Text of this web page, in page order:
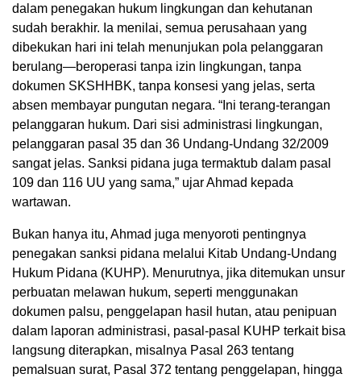
dalam penegakan hukum lingkungan dan kehutanan
sudah berakhir. Ia menilai, semua perusahaan yang
dibekukan hari ini telah menunjukan pola pelanggaran
berulang—beroperasi tanpa izin lingkungan, tanpa
dokumen SKSHHBK, tanpa konsesi yang jelas, serta
absen membayar pungutan negara. “Ini terang-terangan
pelanggaran hukum. Dari sisi administrasi lingkungan,
pelanggaran pasal 35 dan 36 Undang-Undang 32/2009
sangat jelas. Sanksi pidana juga termaktub dalam pasal
109 dan 116 UU yang sama,” ujar Ahmad kepada
wartawan.
Bukan hanya itu, Ahmad juga menyoroti pentingnya
penegakan sanksi pidana melalui Kitab Undang-Undang
Hukum Pidana (KUHP). Menurutnya, jika ditemukan unsur
perbuatan melawan hukum, seperti menggunakan
dokumen palsu, penggelapan hasil hutan, atau penipuan
dalam laporan administrasi, pasal-pasal KUHP terkait bisa
langsung diterapkan, misalnya Pasal 263 tentang
pemalsuan surat, Pasal 372 tentang penggelapan, hingga